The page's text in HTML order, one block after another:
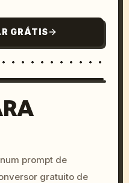
GRÁTIS
colors, 8k --v 6.0
prompt de
gratuito de